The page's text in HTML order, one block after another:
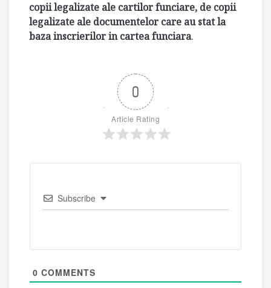
copii legalizate ale cartilor funciare, de copii
legalizate ale documentelor care au stat la
baza inscrierilor in cartea funciara.
0
Article Rating
Subscribe
0 COMMENTS